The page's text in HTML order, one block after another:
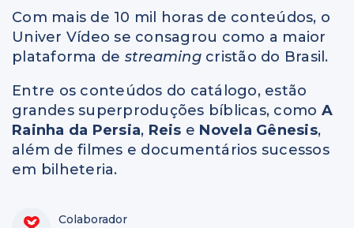
Com mais de 10 mil horas de conteúdos, o
Univer Vídeo se consagrou como a maior
plataforma de streamingcristão do Brasil.
Entre os conteúdos do catálogo, estão
grandes superproduções bíblicas, como A
Rainha da Persia, Reis e Novela Gênesis,
além de filmes e documentários sucessos
em bilheteria.
Colaborador